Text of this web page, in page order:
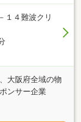
１４難波クリ
大阪府全域の物
ンサー企業
ァローズ／